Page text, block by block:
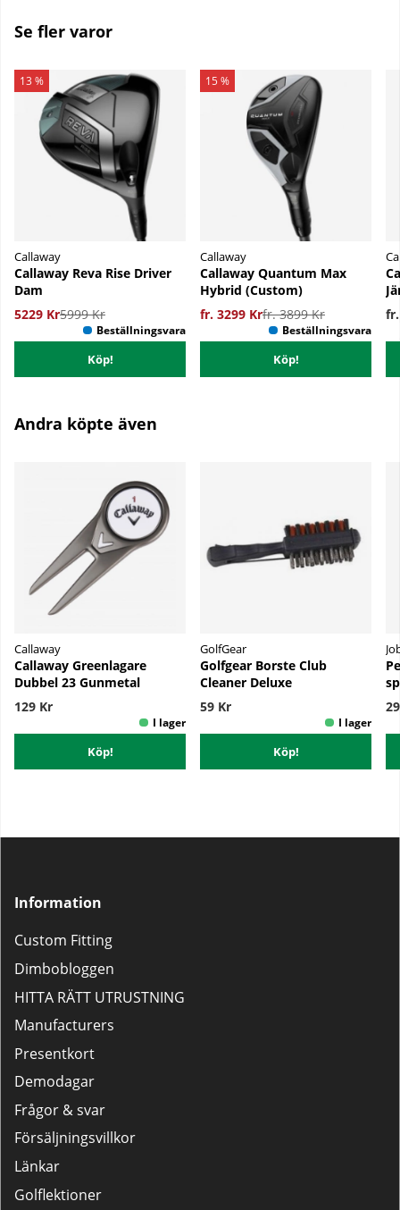
Se fler varor
13 %
Callaway
Callaway Reva Rise Driver
Dam
5229 Kr5999 Kr
Köp!
15 %
Callaway
Callaway Quantum Max
Hybrid (Custom)
fr. 3299 Krfr. 3899 Kr
Köp!
Andra köpte även
Callaway
Callaway Greenlagare
Dubbel 23 Gunmetal
129 Kr
Köp!
GolfGear
Golfgear Borste Club
Cleaner Deluxe
59 Kr
Köp!
Information
Custom Fitting
Dimbobloggen
HITTA RÄTT UTRUSTNING
Manufacturers
Presentkort
Demodagar
Frågor & svar
Försäljningsvillkor
Länkar
Golflektioner